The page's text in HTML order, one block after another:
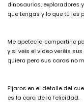
dinosaurios, exploradores
que tengas y lo que tú les
Me apetecía compartirlo
y si veis el video veréis
quiera pero sus caras no
Fijaros en el detalle del
es la cara de la felicidad.